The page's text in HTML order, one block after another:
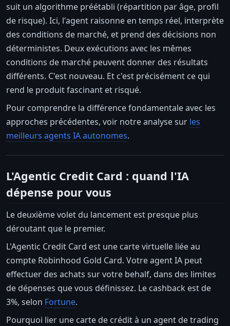
suit un algorithme préétabli (répartition par âge, profil
de risque). Ici, l'agent raisonne en temps réel, interprète
des conditions de marché, et prend des décisions non
déterministes. Deux exécutions avec les mêmes
conditions de marché peuvent donner des résultats
différents. C'est nouveau. Et c'est précisément ce qui
rend le produit fascinant et risqué.
Pour comprendre la différence fondamentale avec les
approches précédentes, voir notre analyse sur les
meilleurs agents IA autonomes.
L'Agentic Credit Card : quand l'IA
dépense pour vous
Le deuxième volet du lancement est presque plus
déroutant que le premier.
L'Agentic Credit Card est une carte virtuelle liée au
compte Robinhood Gold Card. Votre agent IA peut
effectuer des achats sur votre behalf, dans des limites
de dépenses que vous définissez. Le cashback est de
3%, selon Fortune.
Pourquoi lier une carte de crédit à un agent de trading